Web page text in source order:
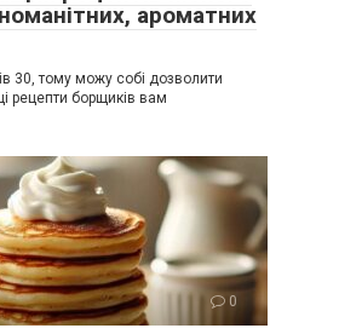
ароматних
30, тому можу собі дозволити
рецепти борщиків вам
0